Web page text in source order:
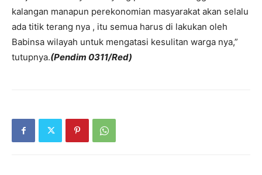
kalangan manapun perekonomian masyarakat akan selalu
ada titik terang nya , itu semua harus di lakukan oleh
Babinsa wilayah untuk mengatasi kesulitan warga nya,”
tutupnya.(Pendim 0311/Red)